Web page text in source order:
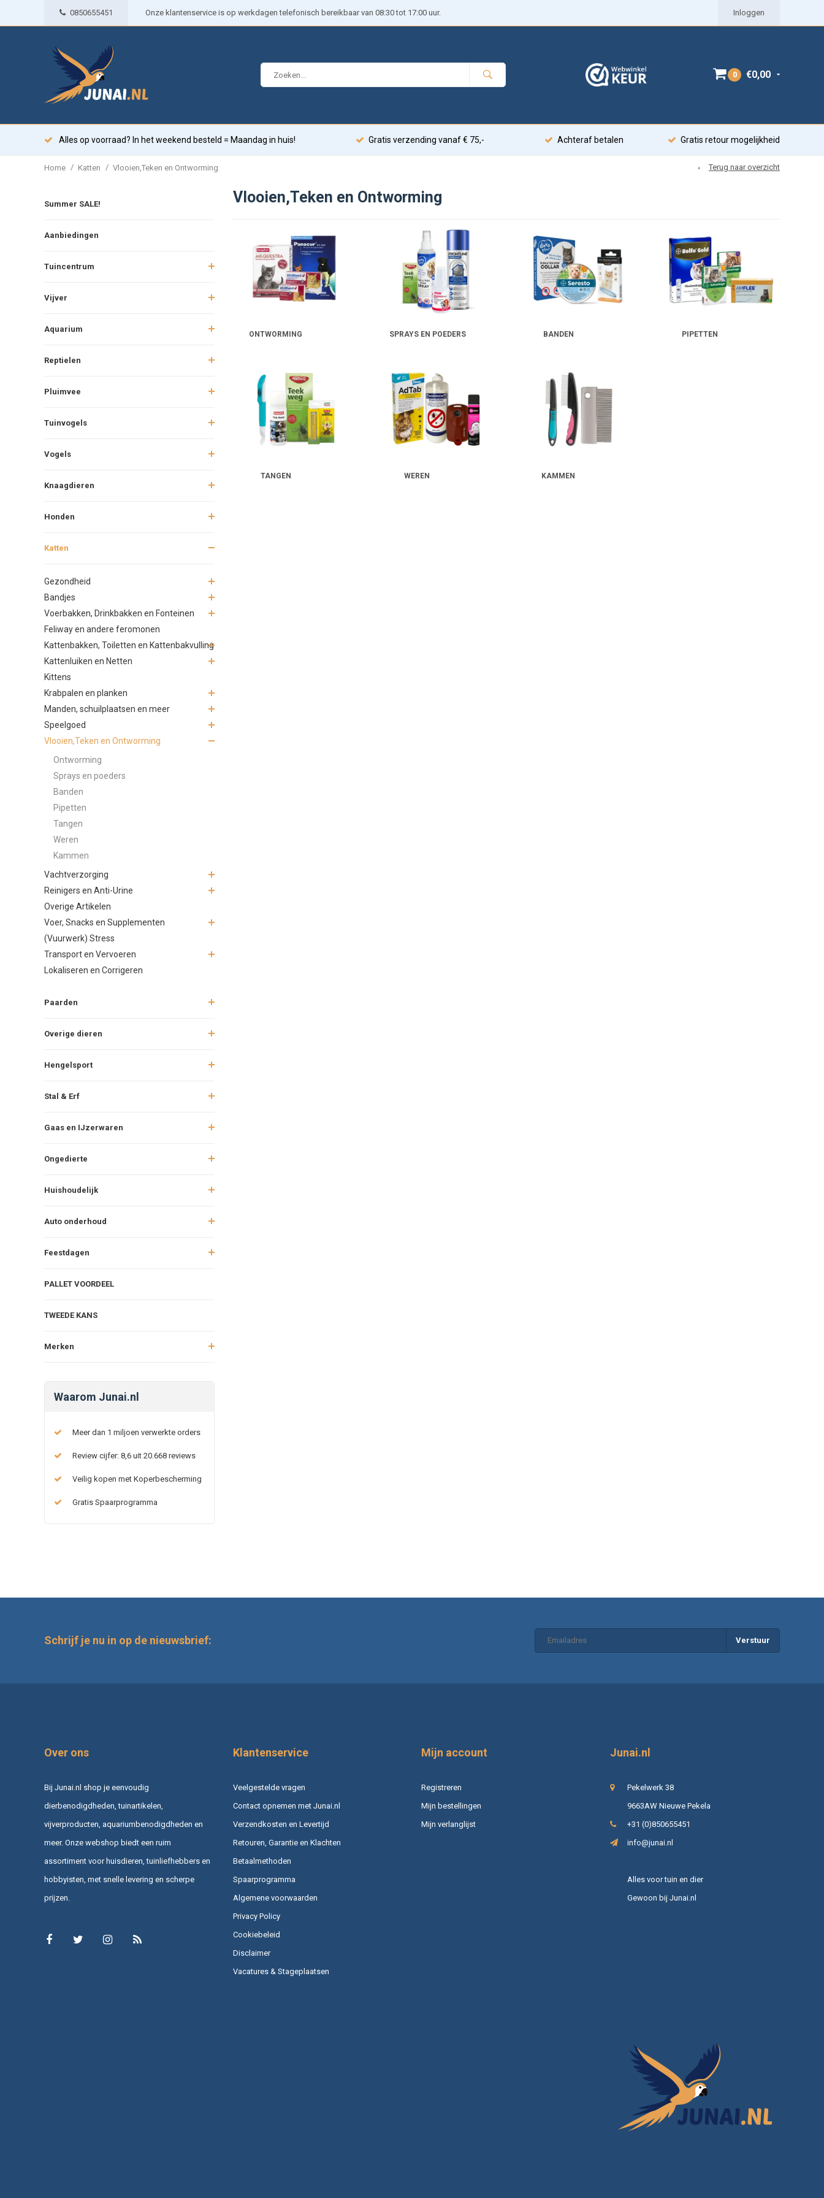
0850655451 Onze klantenservice is op werkdagen telefonisch bereikbaar van 08:30 tot 17:00 uur. Inloggen
0 €0,00
Alles op voorraad? In het weekend besteld = Maandag in huis! Gratis verzending vanaf € 75,- Achteraf betalen Gratis retour mogelijkheid
Home / Katten / Vlooien,Teken en Ontworming Terug naar overzicht
Summer SALE!
Aanbiedingen
Tuincentrum
Vijver
Aquarium
Reptielen
Pluimvee
Tuinvogels
Vogels
Knaagdieren
Honden
Katten
Gezondheid
Bandjes
Voerbakken, Drinkbakken en Fonteinen
Feliway en andere feromonen
Kattenbakken, Toiletten en Kattenbakvulling
Kattenluiken en Netten
Kittens
Krabpalen en planken
Manden, schuilplaatsen en meer
Speelgoed
Vlooien,Teken en Ontworming
Ontworming
Sprays en poeders
Banden
Pipetten
Tangen
Weren
Kammen
Vachtverzorging
Reinigers en Anti-Urine
Overige Artikelen
Voer, Snacks en Supplementen
(Vuurwerk) Stress
Transport en Vervoeren
Lokaliseren en Corrigeren
Paarden
Overige dieren
Hengelsport
Stal & Erf
Gaas en IJzerwaren
Ongedierte
Huishoudelijk
Auto onderhoud
Feestdagen
PALLET VOORDEEL
TWEEDE KANS
Merken
Waarom Junai.nl
Meer dan 1 miljoen verwerkte orders
Review cijfer: 8,6 uit 20.668 reviews
Veilig kopen met Koperbescherming
Gratis Spaarprogramma
Vlooien,Teken en Ontworming
ONTWORMING SPRAYS EN POEDERS BANDEN PIPETTEN
TANGEN WEREN KAMMEN
Schrijf je nu in op de nieuwsbrief: Verstuur
Over ons
Bij Junai.nl shop je eenvoudig
dierbenodigdheden, tuinartikelen,
vijverproducten, aquariumbenodigdheden en
meer. Onze webshop biedt een ruim
assortiment voor huisdieren, tuinliefhebbers en
hobbyisten, met snelle levering en scherpe
prijzen.
Klantenservice
Veelgestelde vragen
Contact opnemen met Junai.nl
Verzendkosten en Levertijd
Retouren, Garantie en Klachten
Betaalmethoden
Spaarprogramma
Algemene voorwaarden
Privacy Policy
Cookiebeleid
Disclaimer
Vacatures & Stageplaatsen
Mijn account
Registreren
Mijn bestellingen
Mijn verlanglijst
Junai.nl
Pekelwerk 38
9663AW Nieuwe Pekela
+31 (0)850655451
info@junai.nl
Alles voor tuin en dier
Gewoon bij Junai.nl